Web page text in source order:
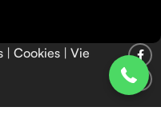
| Cookies | Vie